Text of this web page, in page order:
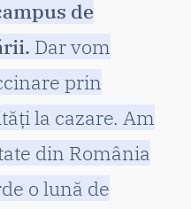
de
Dar vom
prin
la cazare. Am
din România
o lună de